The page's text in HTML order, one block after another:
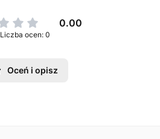
0.00
Liczba ocen: 0
Oceń i opisz